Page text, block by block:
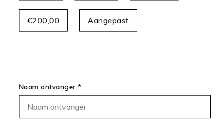
€200,00 Aangepast
Naam ontvanger *